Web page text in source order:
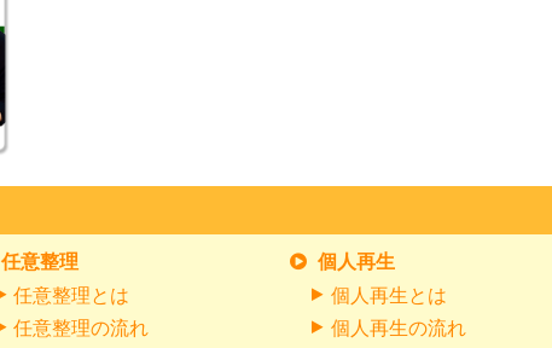
任意整理
任意整理とは
任意整理の流れ
個人再生
個人再生とは
個人再生の流れ